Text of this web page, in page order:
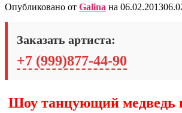
Опубликовано от Galina на 06.02.2013
Заказать артиста:
+7 (999)877-44-90
Шоу танцующий медведь